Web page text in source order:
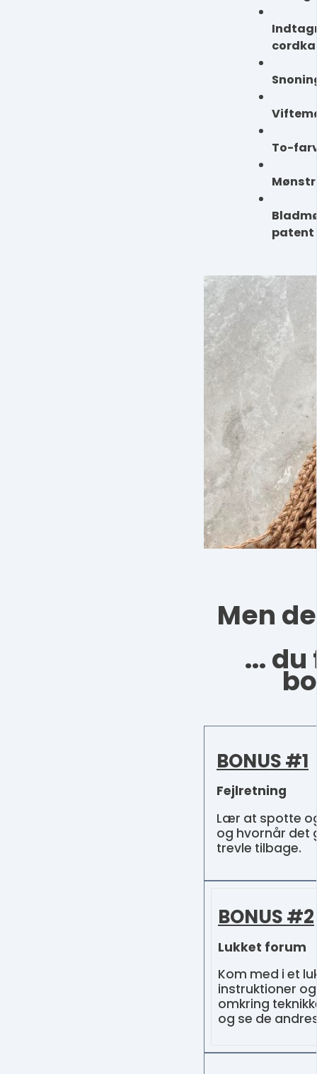
To-
patent
Men
...
BONUS #1
Fejlretning
Lær at spotte
og hvornår det
trevle tilbage.
BONUS #2
Lukket forum
Kom med i et
instruktioner
omkring
og se de